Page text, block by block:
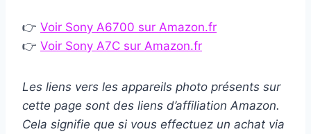
👉 Voir Sony A6700 sur Amazon.fr
👉 Voir Sony A7C sur Amazon.fr
Les liens vers les appareils photo présents sur
cette page sont des liens d’affiliation Amazon.
Cela signifie que si vous effectuez un achat via